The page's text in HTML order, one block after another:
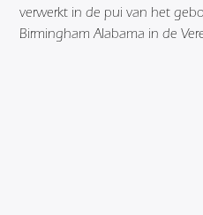
verwerkt in de pui van het
Birmingham Alabama in de